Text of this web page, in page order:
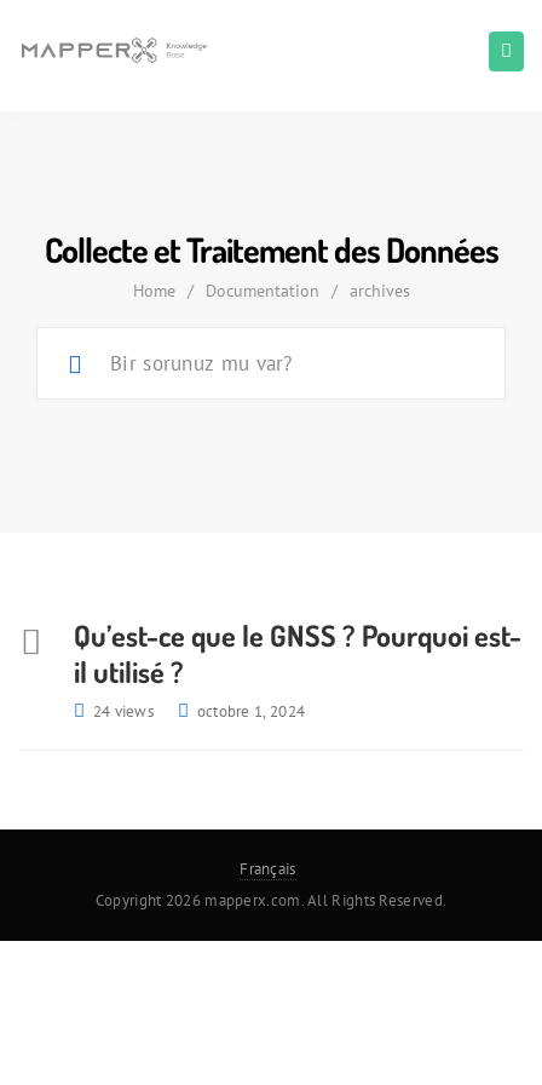
Collecte et Traitement des Données
Home / Documentation / archives
Qu’est-ce que le GNSS ? Pourquoi est-
il utilisé ?
24 views octobre 1, 2024
Français
Copyright 2026 mapperx.com. All Rights Reserved.